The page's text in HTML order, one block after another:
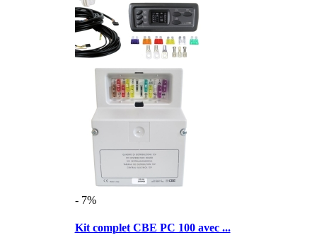
- 7%
Kit complet CBE PC 100 avec ...